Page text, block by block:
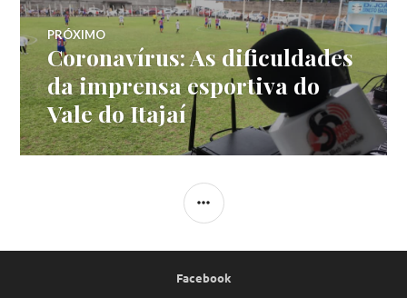
PRÓXIMO
Próximo
post:
Coronavírus: As dificuldades
da imprensa esportiva do
Vale do Itajaí
LATERAL
Facebook